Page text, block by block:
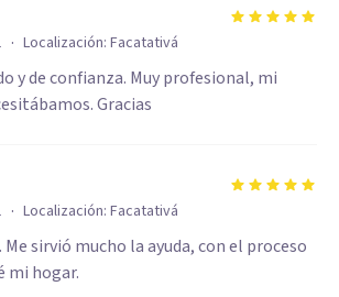
· Localización: Facatativá
y de confianza. Muy profesional, mi
Gracias
· Localización: Facatativá
Me sirvió mucho la ayuda, con el proceso
mi hogar.